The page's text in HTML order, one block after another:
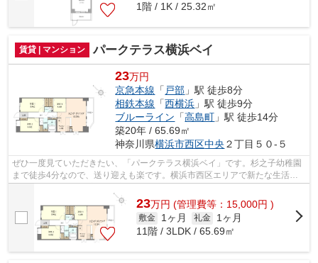
1階 / 1K / 25.32㎡
賃貸 | マンション パークテラス横浜ベイ
23万円
京急本線 「 戸部 」駅 徒歩8分
相鉄本線 「西横浜 」駅 徒歩9分
ブルーライン 「高島町 」駅 徒歩14分
築20年 / 65.69㎡
神奈川県横浜市西区中央 ２丁目５０-５
ぜひ一度見ていただきたい、「パークテラス横浜ベイ」です。杉之子幼稚園
まで徒歩4分なので、送り迎えも楽です。横浜市西区エリアで新たな生活を
始めたいとお考えの方。賃貸情報のこと...
23万円 (管理費等：15,000円 )
敷金 1ヶ月 礼金
1ヶ月
11階 / 3LDK / 65.69㎡